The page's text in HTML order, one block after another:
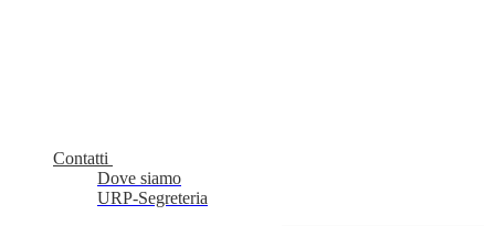
Contatti
Dove siamo
URP-Segreteria